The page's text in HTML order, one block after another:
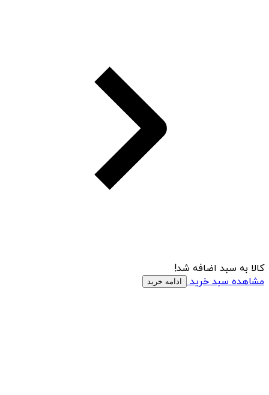
کالا به سبد اضافه شد!
مشاهده سبد خرید
ادامه خرید